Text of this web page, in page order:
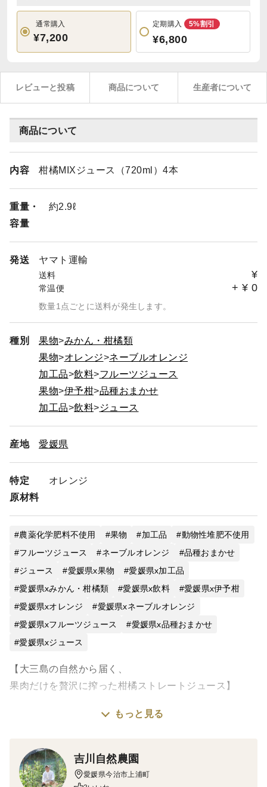
通常購入
¥7,200
定期購入 5%割引
¥6,800
レビューと投稿 商品について 生産者について
商品について
内容 柑橘MIXジュース（720ml）4本
重量・
容量
約2.9ℓ
発送 ヤマト運輸
送料 ¥
常温便 + ¥ 0
数量1点ごとに送料が発生します。
種別 果物
みかん・柑橘類
果物
オレンジ
ネーブルオレンジ
加工品
飲料
フルーツジュース
果物
伊予柑 品種おまかせ
加工品
飲料 ジュース
産地 愛媛県
特定
原材料
オレンジ
農薬化学肥料不使用 果物 加工品
動物性堆肥不使用
フルーツジュース
ネーブルオレンジ
品種おまかせ
ジュース
愛媛県x果物
愛媛県x加工品
愛媛県xみかん・柑橘類
愛媛県x飲料
愛媛県x伊予柑
愛媛県xオレンジ
愛媛県xネーブルオレンジ
愛媛県xフルーツジュース
愛媛県x品種おまかせ
愛媛県xジュース
【大三島の自然から届く、
果肉だけを贅沢に搾った柑橘ストレートジュース】
しまなみ海道の真ん中、
農薬・化学肥料・除草剤を一切使わずに育てた柑橘だけ
を使用しています。
もっと見る
吉川自然農園
愛媛県今治市上浦町